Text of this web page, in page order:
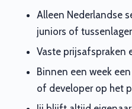
Alleen Nederlandse
juniors of
Vaste prijsafspraken
Binnen een week
of developer op het